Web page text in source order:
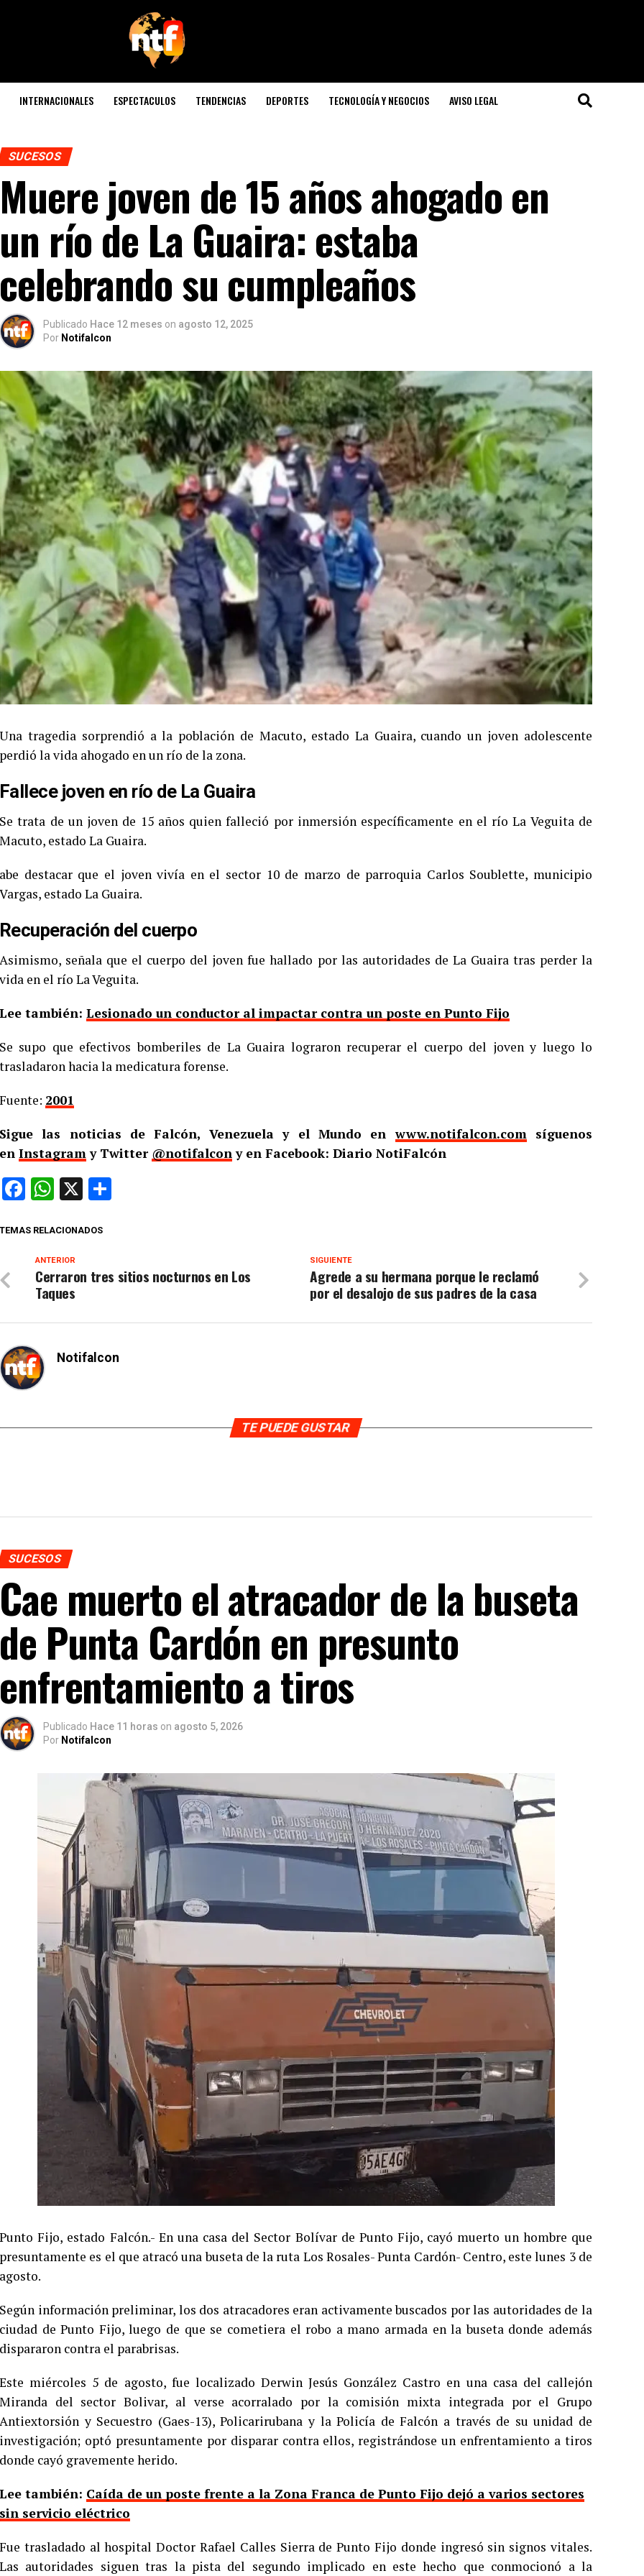
INTERNACIONALES ESPECTACULOS TENDENCIAS DEPORTES TECNOLOGÍA Y NEGOCIOS AVISO LEGAL
SUCESOS
Muere joven de 15 años ahogado en
un río de La Guaira: estaba
celebrando su cumpleaños
Publicado Hace 12 meses on agosto 12, 2025
Por Notifalcon
Una tragedia sorprendió a la población de Macuto, estado La Guaira, cuando un joven adolescente
perdió la vida ahogado en un río de la zona.
Fallece joven en río de La Guaira
Se trata de un joven de 15 años quien falleció por inmersión específicamente en el río La Veguita de
Macuto, estado La Guaira.
abe destacar que el joven vivía en el sector 10 de marzo de parroquia Carlos Soublette, municipio
Vargas, estado La Guaira.
Recuperación del cuerpo
Asimismo, señala que el cuerpo del joven fue hallado por las autoridades de La Guaira tras perder la
vida en el río La Veguita.
Lee también: Lesionado un conductor al impactar contra un poste en Punto Fijo
Se supo que efectivos bomberiles de La Guaira lograron recuperar el cuerpo del joven y luego lo
trasladaron hacia la medicatura forense.
Fuente: 2001
Sigue las noticias de Falcón, Venezuela y el Mundo enwww.notifalcon.comsíguenos
en Instagramy Twitter @notifalcony en Facebook: Diario NotiFalcón
Facebook
WhatsApp
X
TEMAS RELACIONADOS
SIGUIENTE
Agrede a su hermana porque le reclamó
por el desalojo de sus padres de la casa
ANTERIOR
Cerraron tres sitios nocturnos en Los
Taques
Notifalcon
TE PUEDE GUSTAR
SUCESOS
Cae muerto el atracador de la buseta
de Punta Cardón en presunto
enfrentamiento a tiros
Publicado Hace 11 horas on agosto 5, 2026
Por Notifalcon
Punto Fijo, estado Falcón.- En una casa del Sector Bolívar de Punto Fijo, cayó muerto un hombre que
presuntamente es el que atracó una buseta de la ruta Los Rosales- Punta Cardón- Centro, este lunes 3 de
agosto.
Según información preliminar, los dos atracadores eran activamente buscados por las autoridades de la
ciudad de Punto Fijo, luego de que se cometiera el robo a mano armada en la buseta donde además
dispararon contra el parabrisas.
Este miércoles 5 de agosto, fue localizado Derwin Jesús González Castro en una casa del callejón
Miranda del sector Bolivar, al verse acorralado por la comisión mixta integrada por el Grupo
Antiextorsión y Secuestro (Gaes-13), Policarirubana y la Policía de Falcón a través de su unidad de
investigación; optó presuntamente por disparar contra ellos, registrándose un enfrentamiento a tiros
donde cayó gravemente herido.
Lee también: Caída de un poste frente a la Zona Franca de Punto Fijo dejó a varios sectores
sin servicio eléctrico
Fue trasladado al hospital Doctor Rafael Calles Sierra de Punto Fijo donde ingresó sin signos vitales.
Las autoridades siguen tras la pista del segundo implicado en este hecho que conmocionó a la